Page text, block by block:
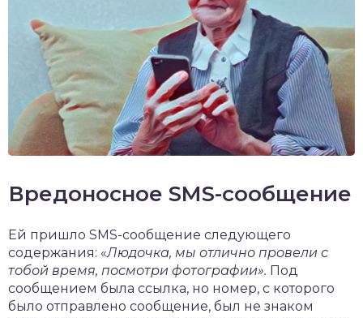
Вредоносное SMS-сообщение
Ей пришло SMS-сообщение следующего
содержания: «Людочка, мы отлично провели с
тобой время, посмотри фотографии». Под
сообщением была ссылка, но номер, с которого
было отправлено сообщение, был не знаком